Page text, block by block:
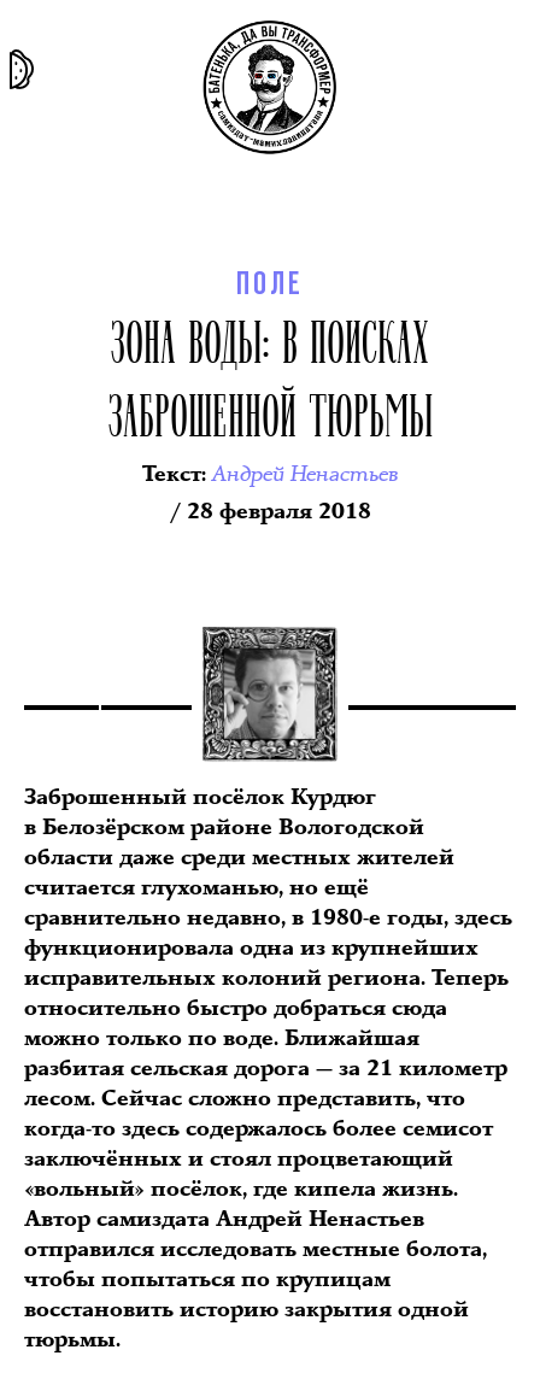
ПОЛЕ
ЗОНА ВОДЫ: В ПОИСКАХ
ЗАБРОШЕННОЙ ТЮРЬМЫ
Текст:Андрей Ненастьев
/ 28 февраля 2018
Заброшенный посёлок Курдюг
в Белозёрском районе Вологодской
области даже среди местных жителей
считается глухоманью, но ещё
сравнительно недавно, в 1980-е годы, здесь
функционировала одна из крупнейших
исправительных колоний региона. Теперь
относительно быстро добраться сюда
можно только по воде. Ближайшая
разбитая сельская дорога — за 21 километр
лесом. Сейчас сложно представить, что
когда-то здесь содержалось более семисот
заключённых и стоял процветающий
«вольный» посёлок, где кипела жизнь.
Автор самиздата Андрей Ненастьев
отправился исследовать местные болота,
чтобы попытаться по крупицам
восстановить историю закрытия одной
тюрьмы.